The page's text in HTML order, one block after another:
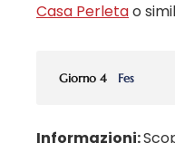
Casa Perletao
Giorno 4 Fes
Informazioni: